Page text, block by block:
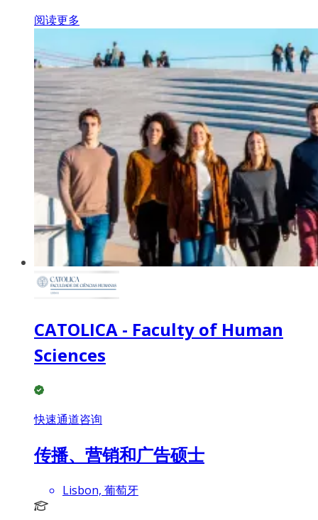
阅读更多
CATOLICA - Faculty of Human
Sciences
快速通道咨询
传播、营销和广告硕士
Lisbon, 葡萄牙